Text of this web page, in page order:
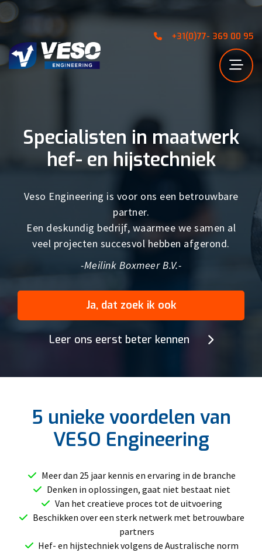
+31(0)77- 369 00 95
Specialisten in maatwerk
hef- en hijstechniek
Veso Engineering is voor ons een betrouwbare
partner.
Een deskundig bedrijf, waarmee we samen al
veel projecten succesvol hebben afgerond.
-Meilink Boxmeer B.V.-
Ja, dat zoek ik ook
Leer ons eerst beter kennen
5 unieke voordelen van
VESO Engineering
Meer dan 25 jaar kennis en ervaring in de branche
Denken in oplossingen, gaat niet bestaat niet
Van het creatieve proces tot de uitvoering
Beschikken over een sterk netwerk met betrouwbare
partners
Hef- en hijstechniek volgens de Australische norm